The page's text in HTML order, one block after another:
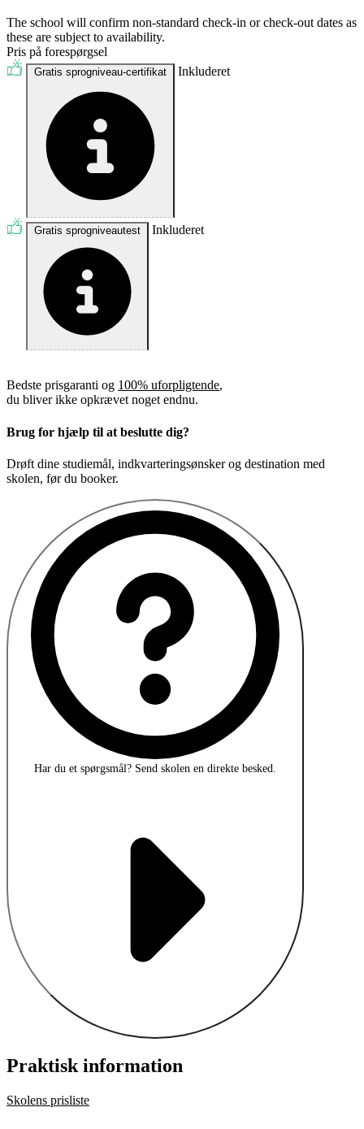
The school will confirm non-standard check-in or check-out dates as
these are subject to availability.
Pris på forespørgsel
Gratis sprogniveau-certifikat Inkluderet
Gratis sprogniveautest Inkluderet
Bedste prisgaranti og 100% uforpligtende,
du bliver ikke opkrævet noget endnu.
Brug for hjælp til at beslutte dig?
Drøft dine studiemål, indkvarteringsønsker og destination med
skolen, før du booker.
Har du et spørgsmål? Send skolen en direkte besked.
Praktisk information
Skolens prisliste